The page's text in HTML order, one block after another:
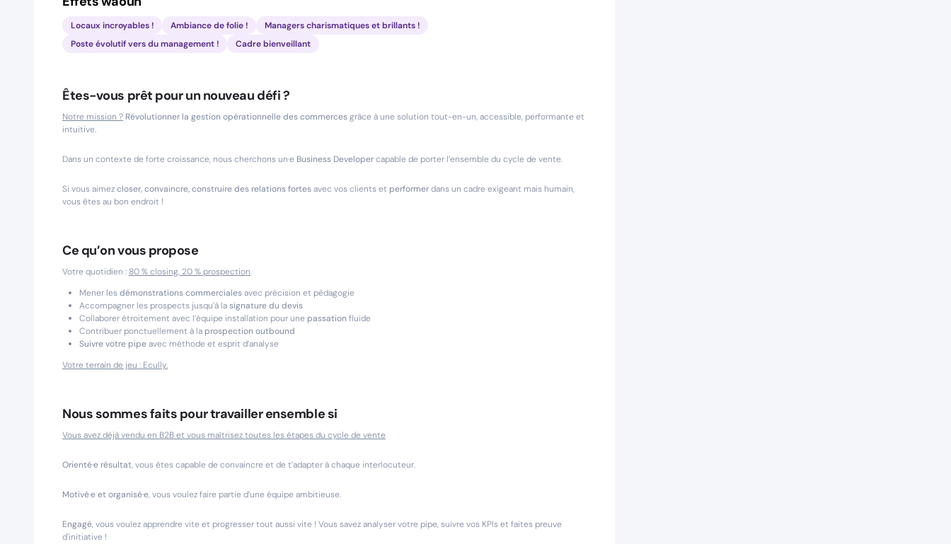
Locaux incroyables ! Ambiance de folie !
Managers charismatiques et brillants !
Poste évolutif vers du management !
Cadre bienveillant
Êtes-vous prêt pour un nouveau défi ?
Notre mission ? Révolutionner la gestion opérationnelle des commercesgrâce à une solution tout-en-un, accessible, performante et
intuitive.
Dans un contexte de forte croissance, nous cherchons un·e Business Developercapable de porter l’ensemble du cycle de vente.
Si vous aimezcloser, convaincre, construire des relations fortesavec vos clients et performerdans un cadre exigeant mais humain,
vous êtes au bon endroit !
Ce qu’on vous propose
Votre quotidien : 80 % closing, 20 % prospection.
Mener lesdémonstrations commercialesavec précision et pédagogie
Accompagner les prospects jusqu’à lasignature du devis
Collaborer étroitement avec l’équipe installation pour une passation fluide
Contribuer ponctuellement à la prospection outbound
Suivre votre pipeavec méthode et esprit d’analyse
Votre terrain de jeu : Ecully.
Nous sommes faits pour travailler ensemble si
Vous avez déjà vendu en B2B et vous maîtrisez toutes les étapes du cycle de vente
Orienté·e résultat, vous êtes capable de convaincre et de t’adapter à chaque interlocuteur.
Motivé·e et organisé·e, vous voulez faire partie d’une équipe ambitieuse.
Engagé, vous voulez apprendre vite et progresser tout aussi vite ! Vous savez analyser votre pipe, suivre vos KPIs et faites preuve
d'initiative !